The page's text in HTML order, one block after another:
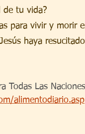
de tu vida?
para vivir y morir
haya
Todas Las Naciones
alimentodiario.asp